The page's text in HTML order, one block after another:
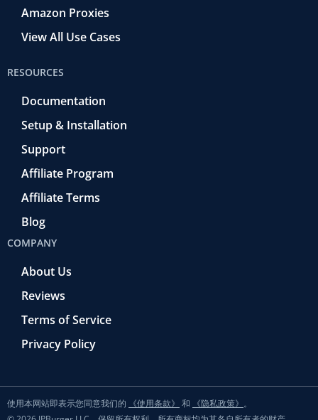
Amazon Proxies
View All Use Cases
RESOURCES
Documentation
Setup & Installation
Support
Affiliate Program
Affiliate Terms
Blog
COMPANY
About Us
Reviews
Terms of Service
Privacy Policy
使用本网站即表示您同意我们的 《使用条款》 和 《隐私政策》 。